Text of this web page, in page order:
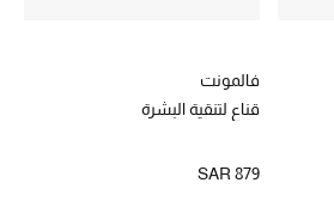
فالمونت
قناع لتنقية البشرة
SAR 879